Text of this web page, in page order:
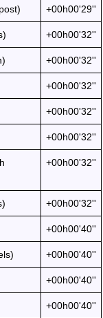
+00h00'29''
+00h00'32''
+00h00'32''
+00h00'32''
+00h00'32''
+00h00'32''
+00h00'32''
+00h00'32''
+00h00'40''
+00h00'40''
+00h00'40''
+00h00'40''